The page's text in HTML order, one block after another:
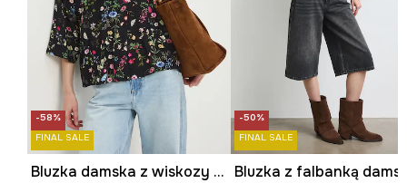
-58%
FINAL SALE
Bluzka damska z wiskozy w kwiaty
-50%
FINAL SALE